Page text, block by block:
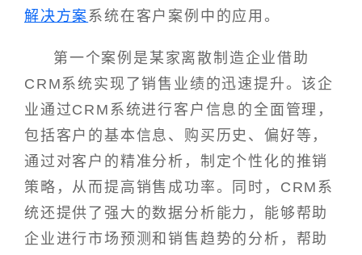
解决方案 系统在客户案例中的应用。
第一个案例是某家离散制造企业借助
CRM系统实现了销售业绩的迅速提升。该企
业通过CRM系统进行客户信息的全面管理，
包括客户的基本信息、购买历史、偏好等，
通过对客户的精准分析，制定个性化的推销
策略，从而提高销售成功率。同时，CRM系
统还提供了强大的数据分析能力，能够帮助
企业进行市场预测和销售趋势的分析，帮助